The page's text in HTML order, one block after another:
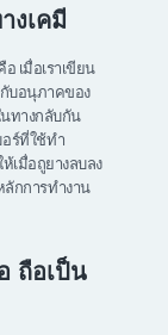
งเคมี
เมื่อเราเขียน
บอนุภาคของ
ทางกลับกัน
ร์ที่ใช้ทำ
เมื่อถูยางลบลง
กการทำงาน
ถือเป็น